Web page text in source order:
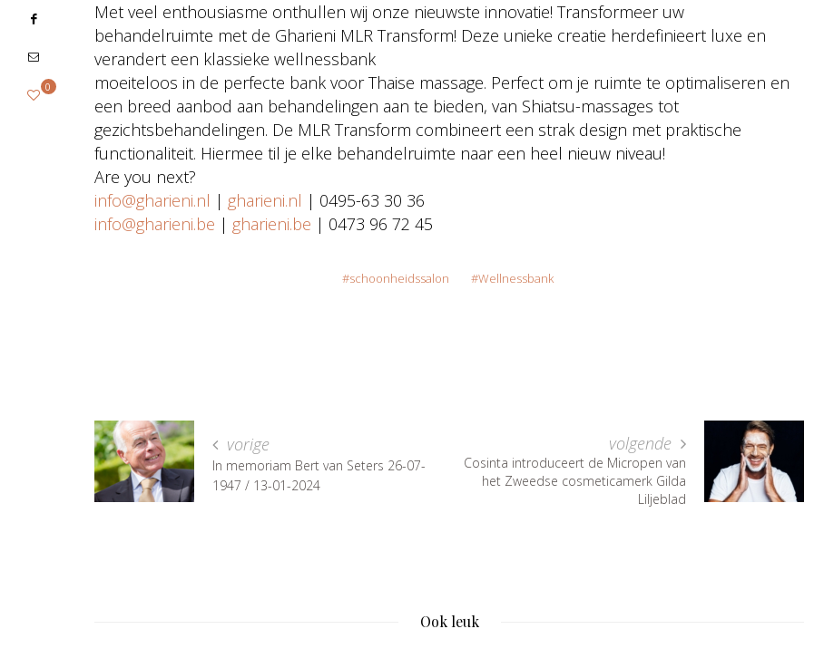
Met veel enthousiasme onthullen wij onze nieuwste innovatie! Transformeer uw
behandelruimte met de Gharieni MLR Transform! Deze unieke creatie herdefinieert luxe en
verandert een klassieke wellnessbank
moeiteloos in de perfecte bank voor Thaise massage. Perfect om je ruimte te optimaliseren en
een breed aanbod aan behandelingen aan te bieden, van Shiatsu-massages tot
gezichtsbehandelingen. De MLR Transform combineert een strak design met praktische
functionaliteit. Hiermee til je elke behandelruimte naar een heel nieuw niveau!
Are you next?
info@gharieni.nl | gharieni.nl | 0495-63 30 36
info@gharieni.be | gharieni.be | 0473 96 72 45
0
schoonheidssalon Wellnessbank
vorige
In memoriam Bert van Seters 26-07-
1947 / 13-01-2024
volgende
Cosinta introduceert de Micropen van
het Zweedse cosmeticamerk Gilda
Liljeblad
Ook leuk